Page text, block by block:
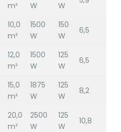
m²
W
W
10,0
m²
1500
W
150
W
6,5
12,0
m²
1500
W
125
W
6,5
15,0
m²
1875
W
125
W
8,2
20,0
m²
2500
W
125
W
10,8